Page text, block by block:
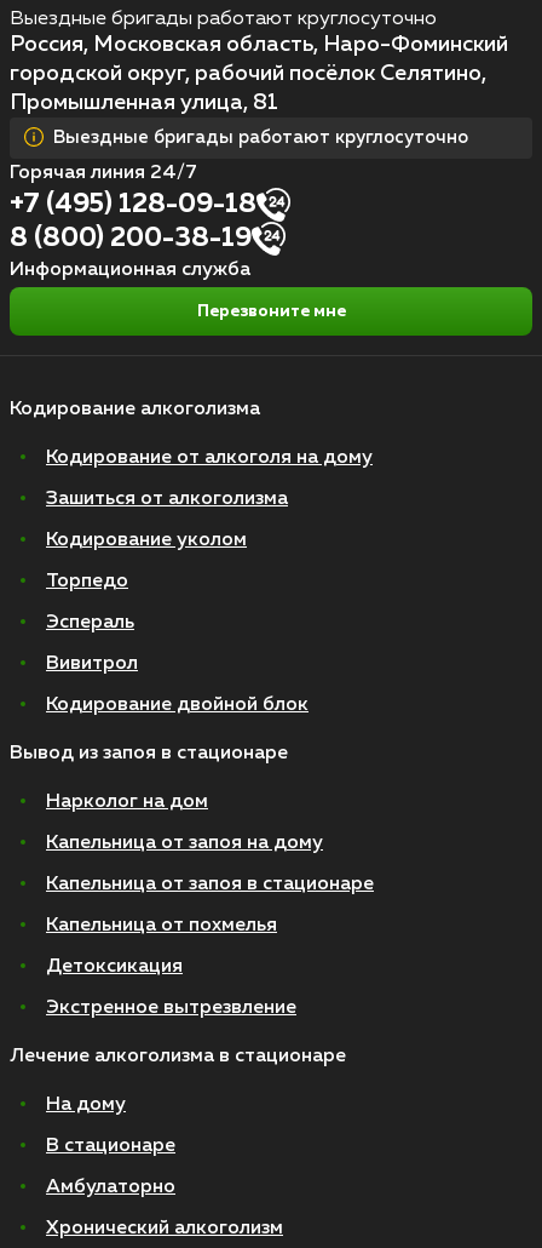
Кодирование алкоголизма
Кодирование от алкоголя на дому
Зашиться от алкоголизма
Кодирование уколом
Торпедо
Эспераль
Вивитрол
Кодирование двойной блок
Вывод из запоя в стационаре
Нарколог на дом
Капельница от запоя на дому
Капельница от запоя в стационаре
Капельница от похмелья
Детоксикация
Экстренное вытрезвление
Лечение алкоголизма в стационаре
На дому
В стационаре
Амбулаторно
Хронический алкоголизм
Выездные бригады работают круглосуточно
Россия, Московская область, Наро-Фоминский
городской округ, рабочий посёлок Селятино,
Промышленная улица, 81
Выездные бригады работают круглосуточно
Горячая линия 24/7
+7 (495) 128-09-18
8 (800) 200-38-19
Информационная служба
Перезвоните мне